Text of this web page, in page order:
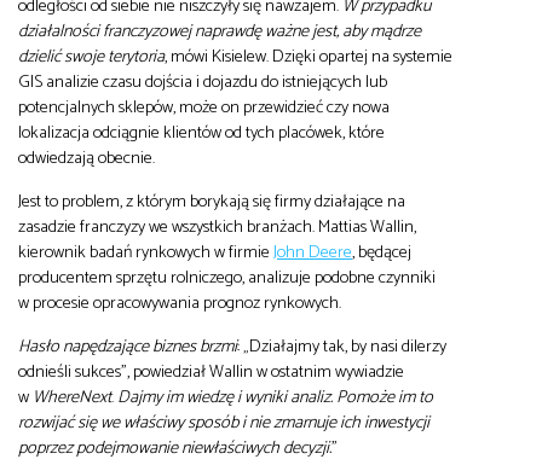
odległości od siebie nie niszczyły się nawzajem. W przypadku
działalności franczyzowej naprawdę ważne jest, aby mądrze
dzielić swoje terytoria, mówi Kisielew. Dzięki opartej na systemie
GIS analizie czasu dojścia i dojazdu do istniejących lub
potencjalnych sklepów, może on przewidzieć czy nowa
lokalizacja odciągnie klientów od tych placówek, które
odwiedzają obecnie.
Jest to problem, z którym borykają się firmy działające na
zasadzie franczyzy we wszystkich branżach. Mattias Wallin,
kierownik badań rynkowych w firmieJohn Deere, będącej
producentem sprzętu rolniczego, analizuje podobne czynniki
w procesie opracowywania prognoz rynkowych.
Hasło napędzające biznes brzmi: „Działajmy tak, by nasi dilerzy
odnieśli sukces”, powiedział Wallin w ostatnim wywiadzie
w WhereNext.Dajmy im wiedzę i wyniki analiz. Pomoże im to
rozwijać się we właściwy sposób i nie zmarnuje ich inwestycji
poprzez podejmowanie niewłaściwych decyzji.”